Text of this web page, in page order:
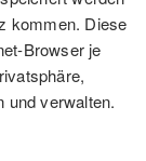
kommen. Diese
Browser je
und verwalten.